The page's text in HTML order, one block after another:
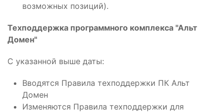
возможных позиций).
Техподдержка программного комплекса "Альт
Домен"
С указанной выше даты:
Вводятся Правила техподдержки ПК Альт
Домен
Изменяются Правила техподдержки для